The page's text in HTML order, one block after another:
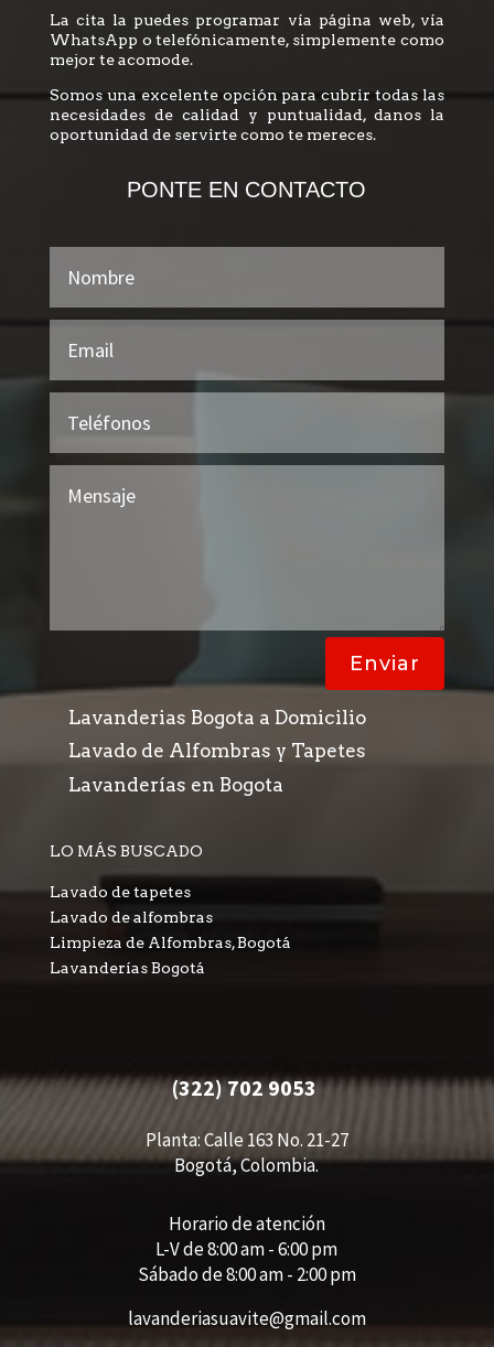
La cita la puedes programar vía página web, vía
WhatsApp o telefónicamente, simplemente como
mejor te acomode.
Somos una excelente opción para cubrir todas las
necesidades de calidad y puntualidad, danos la
oportunidad de servirte como te mereces.
PONTE EN CONTACTO
Enviar
Lavanderias Bogota a Domicilio
Lavado de Alfombras y Tapetes
Lavanderías en Bogota
LO MÁS BUSCADO
Lavado de tapetes
Lavado de alfombras
Limpieza de Alfombras, Bogotá
Lavanderías Bogotá
(322) 702 9053
Planta: Calle 163 No. 21-27
Bogotá, Colombia.
Horario de atención
L-V de 8:00 am - 6:00 pm
Sábado de 8:00 am - 2:00 pm
lavanderiasuavite@gmail.com